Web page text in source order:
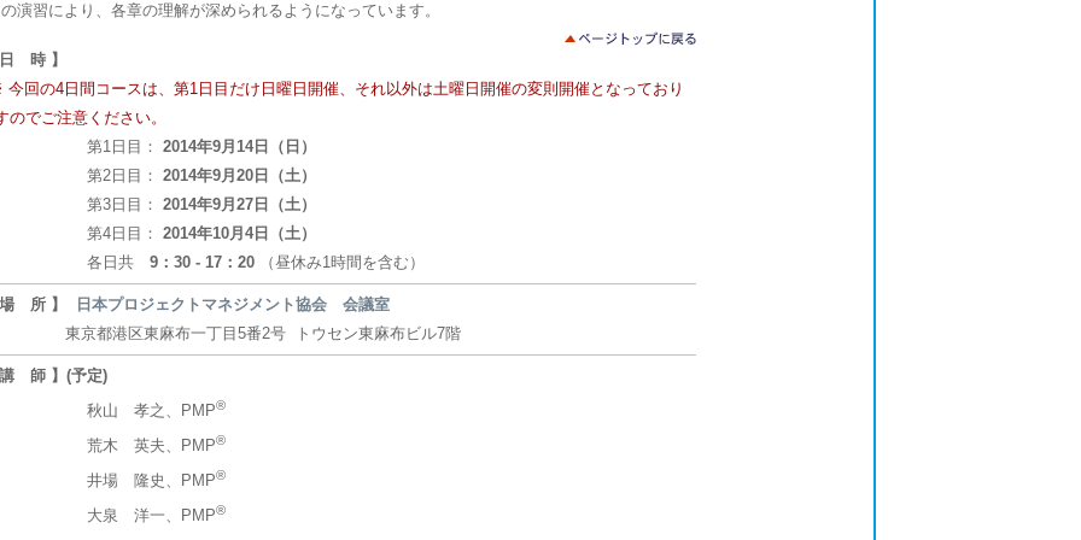
の演習により、各章の理解が深められるようになっています。
日 時 】
今回の4日間コースは、第1日目だけ日曜日開催、それ以外は土曜日開催の変則開催となっており
のでご注意ください。
第1日目： 2014年9月14日（日）
第2日目： 2014年9月20日（土）
第3日目： 2014年9月27日（土）
第4日目： 2014年10月4日（土）
各日共 9：30 - 17：20（昼休み1時間を含む）
場 所 】
日本プロジェクトマネジメント協会 会議室
京都港区東麻布一丁目5番2号 トウセン東麻布ビル7階
講 師 】(予定)
秋山 孝之、PMP®
荒木 英夫、PMP®
井場 隆史、PMP®
大泉 洋一、PMP®